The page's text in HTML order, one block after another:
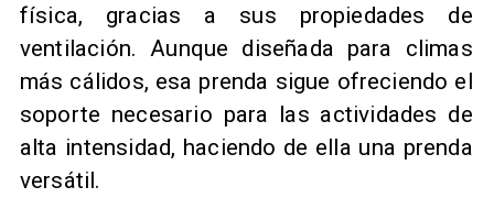
física, gracias a sus propiedades de
ventilación. Aunque diseñada para climas
más cálidos, esa prenda sigue ofreciendo el
soporte necesario para las actividades de
alta intensidad, haciendo de ella una prenda
versátil.